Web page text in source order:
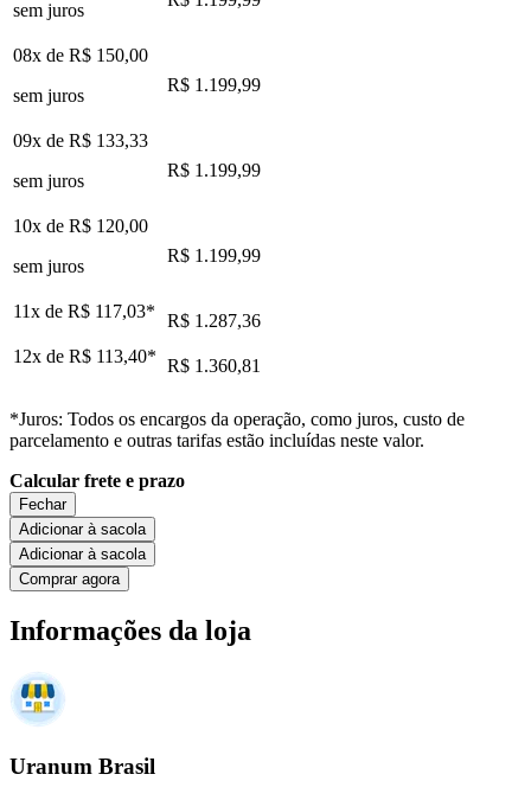
sem juros
08x de R$ 150,00
sem juros
R$ 1.199,99
09x de R$ 133,33
sem juros
R$ 1.199,99
10x de R$ 120,00
sem juros
R$ 1.199,99
11x de R$ 117,03*
R$ 1.287,36
12x de R$ 113,40* R$ 1.360,81
*Juros: Todos os encargos da operação, como juros, custo de
parcelamento e outras tarifas estão incluídas neste valor.
Calcular frete e prazo
Fechar
Adicionar à sacola
Adicionar à sacola
Comprar agora
Informações da loja
Uranum Brasil